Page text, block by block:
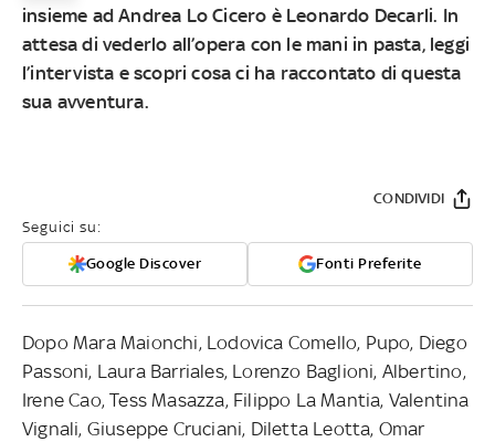
insieme ad Andrea Lo Cicero è Leonardo Decarli. In
attesa di vederlo all’opera con le mani in pasta, leggi
l’intervista e scopri cosa ci ha raccontato di questa
sua avventura.
Seguici su:
Google Discover Fonti Preferite
CONDIVIDI
Dopo Mara Maionchi, Lodovica Comello, Pupo, Diego
Passoni, Laura Barriales, Lorenzo Baglioni, Albertino,
Irene Cao, Tess Masazza, Filippo La Mantia, Valentina
Vignali, Giuseppe Cruciani, Diletta Leotta, Omar